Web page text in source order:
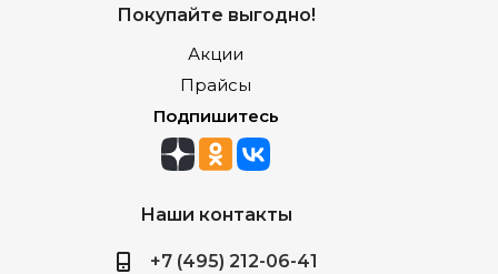
Покупайте выгодно!
Акции
Прайсы
Подпишитесь
Наши контакты
+7 (495) 212-06-41